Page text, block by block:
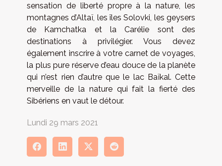
sensation de liberté propre à la nature, les
montagnes d’Altaï, les îles Solovki, les geysers
de Kamchatka et la Carélie sont des
destinations à privilégier. Vous devez
également inscrire à votre carnet de voyages,
la plus pure réserve d’eau douce de la planète
qui n’est rien d’autre que le lac Baïkal. Cette
merveille de la nature qui fait la fierté des
Sibériens en vaut le détour.
Lundi 29 mars 2021